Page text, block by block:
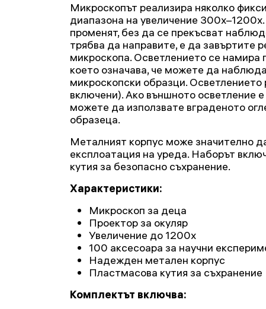
Микроскопът реализира няколко
диапазона на увеличение
променят, без да се прекъсват
трябва да направите, е да завъртите
микроскопа. Осветлението се
което означава, че можете да
микроскопски образци.
включени). Ако външното осветление
можете да използвате вграденото
образеца.
Металният корпус може значително
експлоатация на уреда. Наборът
кутия за безопасно съхранение.
Характеристики:
Микроскоп за деца
Проектор за окуляр
Увеличение до 1200x
100 аксесоара за научни
Надежден метален корпус
Пластмасова кутия за съхранение
Комплектът включва: